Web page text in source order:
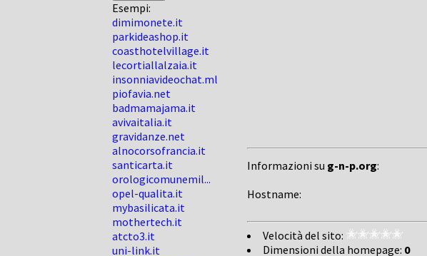
Esempi:
dimimonete.it
parkideashop.it
coasthotelvillage.it
lecortiallalzaia.it
insonniavideochat.ml
piofavia.net
badmamajama.it
avivaitalia.it
gravidanze.net
alnocorsofrancia.it
santicarta.it
orologicomunemil...
opel-qualita.it
mybasilicata.it
mothertech.it
atcto3.it
uni-link.it
Informazioni su g-n-p.org:
Hostname:
Velocità del sito:
Dimensioni della homepage: 0